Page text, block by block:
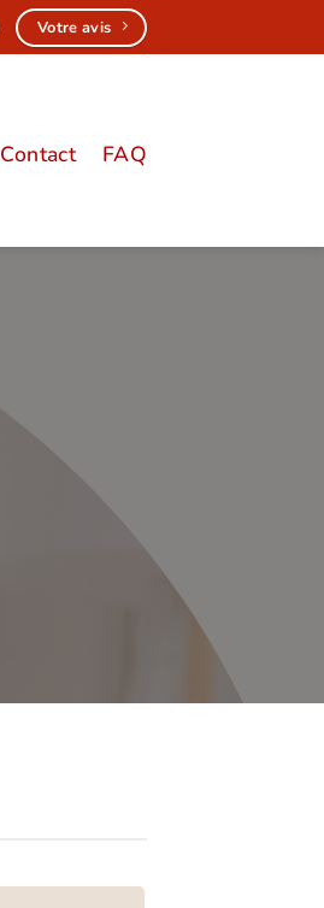
Votre avis
Contact FAQ